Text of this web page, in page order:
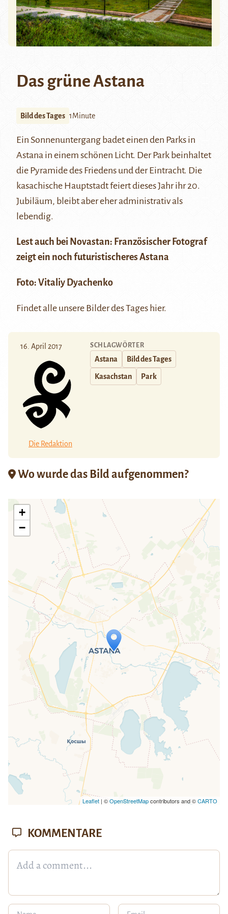
Das grüne Astana
Bild des Tages 1Minute
Ein Sonnenuntergang badet einen den Parks in
Astana in einem schönen Licht. Der Park beinhaltet
die Pyramide des Friedens und der Eintracht. Die
kasachische Hauptstadt feiert dieses Jahr ihr 20.
Jubiläum, bleibt aber eher administrativ als
lebendig.
Lest auch bei Novastan: Französischer Fotograf
zeigt ein noch futuristischeres Astana
Foto: Vitaliy Dyachenko
Findet alle unsere Bilder des Tages hier.
16. April 2017
Die Redaktion
SCHLAGWÖRTER
Astana Bild des Tages
Kasachstan Park
Wo wurde das Bild aufgenommen?
Travelers' Map wird geladen …
Wenn du dies siehst, nachdem deine
Seite vollständig geladen wurde,
fehlen leafletJS-Dateien.
+
−
Leaflet| ©OpenStreetMapcontributors and ©CARTO
KOMMENTARE